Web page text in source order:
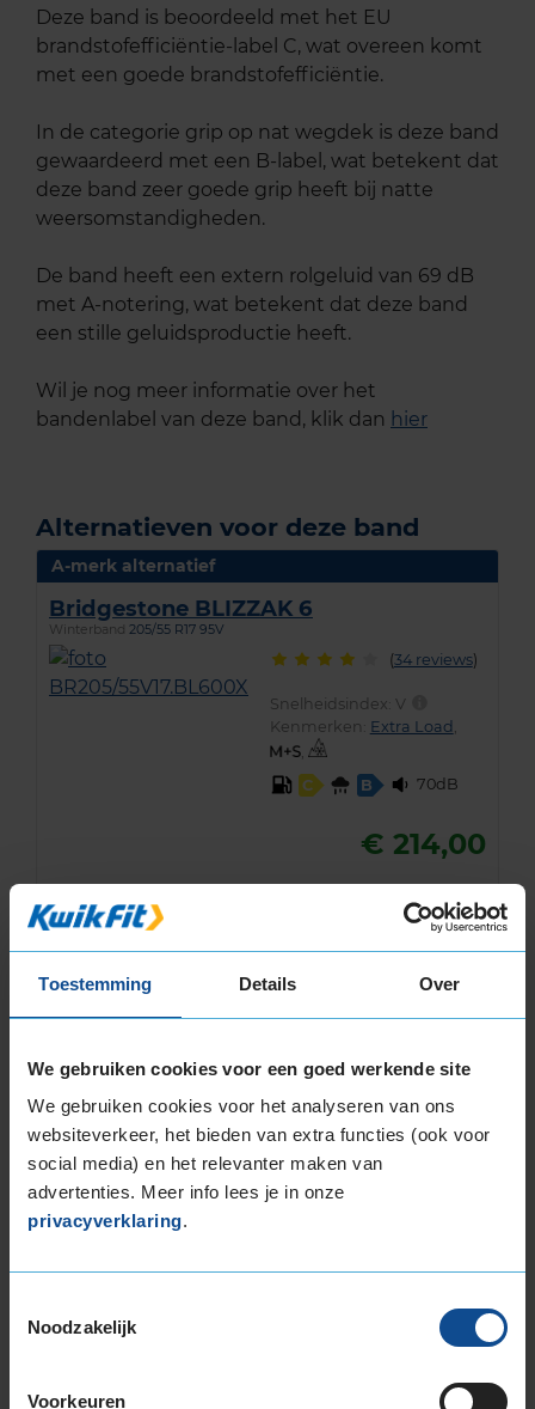
Toestemming Details Over
We gebruiken cookies voor een goed werkende site
We gebruiken cookies voor het analyseren van ons
websiteverkeer, het bieden van extra functies (ook voor
social media) en het relevanter maken van
advertenties. Meer info lees je in onze
privacyverklaring.
Noodzakelijk
Voorkeuren
Deze band is beoordeeld met het EU
brandstofefficiëntie-label C, wat overeen komt
met een goede brandstofefficiëntie.
In de categorie grip op nat wegdek is deze band
gewaardeerd met een B-label, wat betekent dat
deze band zeer goede grip heeft bij natte
weersomstandigheden.
De band heeft een extern rolgeluid van 69 dB
met A-notering, wat betekent dat deze band
een stille geluidsproductie heeft.
Wil je nog meer informatie over het
bandenlabel van deze band, klik dan hier
Alternatieven voor deze band
A-merk alternatief
Bridgestone BLIZZAK 6
Winterband 205/55 R17 95V
(34 reviews)
Snelheidsindex: V
Kenmerken: Extra Load
,
C
B 70dB
€ 214,00
A-merk alternatief
Pirelli CINTURATO WINTER 2
(25 reviews
Kenmerken:Extra Load
Velgrandbescherming
Normale prijs: € 194,00